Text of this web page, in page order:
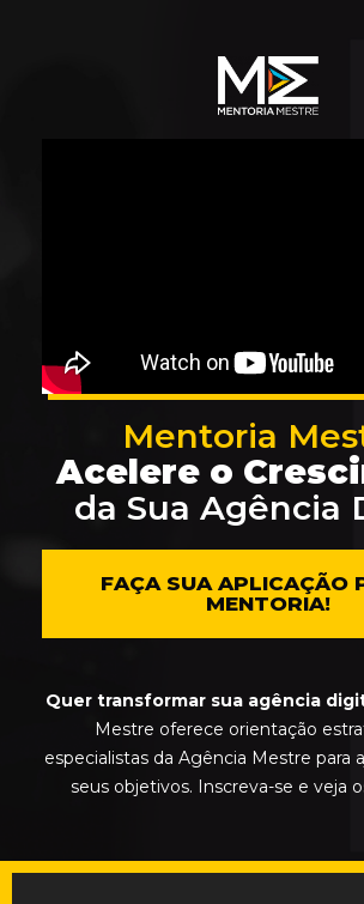
Mentoria
Acelere o
da Sua Agência
FAÇA SUA APLICAÇÃO
MENTORIA!
Quer transformar sua agência
Mestre oferece orientação
especialistas da Agência Mestre para
seus objetivos. Inscreva-se e veja